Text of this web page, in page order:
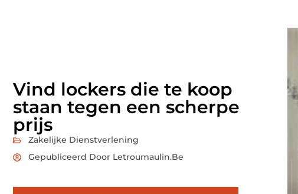
Vind lockers die te koop
staan tegen een scherpe
prijs
Zakelijke Dienstverlening
Gepubliceerd Door Letroumaulin.be